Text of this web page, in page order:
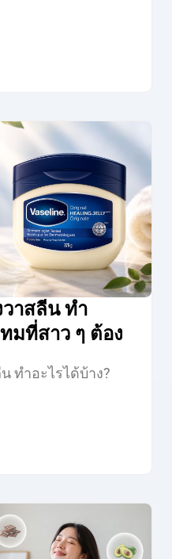
าสลีน ทำ
ทมที่สาว ๆ ต้อง
ทำอะไรได้บ้าง?